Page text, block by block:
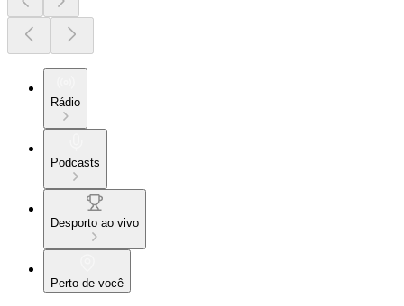
Rádio
Podcasts
Desporto ao vivo
Perto de você